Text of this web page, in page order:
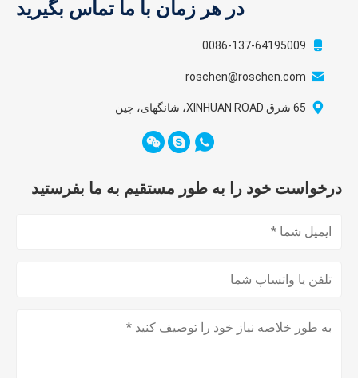
در هر زمان با ما تماس بگیرید
0086-137-64195009
roschen@roschen.com
65 شرق XINHUAN ROAD، شانگهای، چین
درخواست خود را به طور مستقیم به ما بفرستید